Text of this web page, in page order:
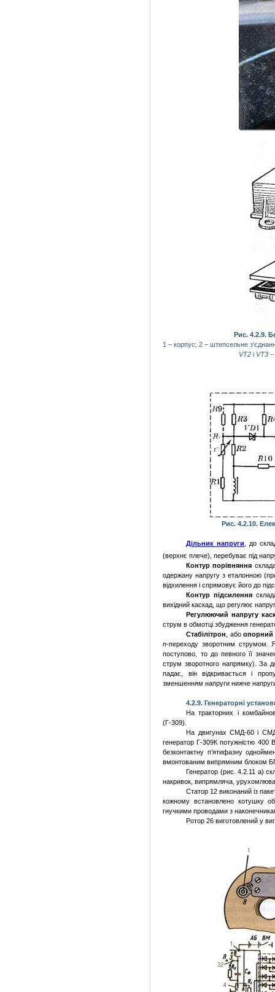
Рис. 4.2.9.
1 – корпус;2 – штепсельне
VТ2 і VТ3–
Рис. 4.2.10.
Дільник напруги , до
(верхнє плече), перебуває під
Контур порівняння
одержану напругу з еталонною
відхилення і спрямовує його до
Контур підсилення
вихідний каскад, що регулює
Регулюючий напругу
струм в обмотці збудження
Стабілітрон , або опорний
n-переходу зворотним
поступово, то до певного її
струм зворотного напрямку). За
падає, він відкривається і
зменшенням напруги нижче напруги
4.2.9. Генераторні
На тракторних і
(Г-309).
На двигунах СМД-60 і
генератор Г-309К потужністю 400
безконтактну п’ятифазну
вмонтованим випрямним блоком
Генератор (рис. 4.2.11 а)
накривок, випрямляча,
Статор 12 виконаний із
кожному встановлено котушку
гнучкими проводами з
Ротор 26 виготовлений у